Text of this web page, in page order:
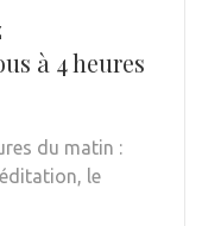
à 4 heures
du matin :
le